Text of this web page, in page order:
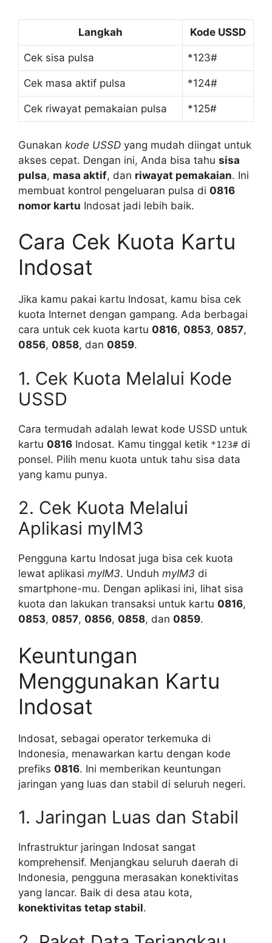
Langkah Kode USSD
Cek sisa pulsa *123#
Cek masa aktif pulsa *124#
Cek riwayat pemakaian pulsa *125#
Gunakan kode USSD yang mudah diingat untuk
akses cepat. Dengan ini, Anda bisa tahu sisa
pulsa, masa aktif, dan riwayat pemakaian. Ini
membuat kontrol pengeluaran pulsa di 0816
nomor kartu Indosat jadi lebih baik.
Cara Cek Kuota Kartu
Indosat
Jika kamu pakai kartu Indosat, kamu bisa cek
kuota Internet dengan gampang. Ada berbagai
cara untuk cek kuota kartu 0816, 0853, 0857,
0856, 0858, dan 0859.
1. Cek Kuota Melalui Kode
USSD
Cara termudah adalah lewat kode USSD untuk
kartu 0816 Indosat. Kamu tinggal ketik *123# di
ponsel. Pilih menu kuota untuk tahu sisa data
yang kamu punya.
2. Cek Kuota Melalui
Aplikasi myIM3
Pengguna kartu Indosat juga bisa cek kuota
lewat aplikasi myIM3. Unduh myIM3 di
smartphone-mu. Dengan aplikasi ini, lihat sisa
kuota dan lakukan transaksi untuk kartu 0816,
0853, 0857, 0856, 0858, dan 0859.
Keuntungan
Menggunakan Kartu
Indosat
Indosat, sebagai operator terkemuka di
Indonesia, menawarkan kartu dengan kode
prefiks 0816. Ini memberikan keuntungan
jaringan yang luas dan stabil di seluruh negeri.
1. Jaringan Luas dan Stabil
Infrastruktur jaringan Indosat sangat
komprehensif. Menjangkau seluruh daerah di
Indonesia, pengguna merasakan konektivitas
yang lancar. Baik di desa atau kota,
konektivitas tetap stabil.